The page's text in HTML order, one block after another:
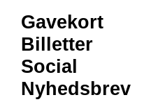
Gavekort
Billetter
Social
Nyhedsbrev